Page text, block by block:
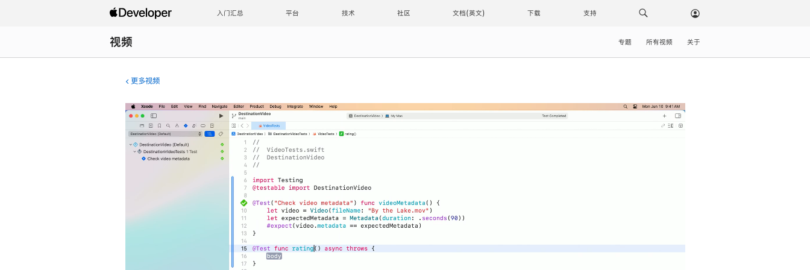
入门汇总 平台 技术 社区 文档 下载 支持
视频 专题 所有视频 关于
更多视频